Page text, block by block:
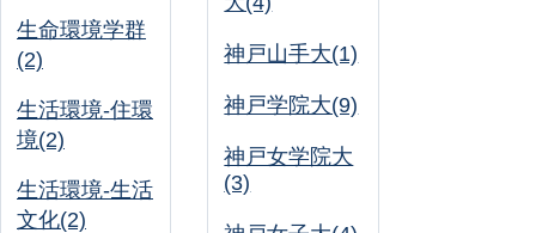
生命環境学群
(2)
生活環境-住環
境(2)
生活環境-生活
文化(2)
神戸山手大(1)
神戸学院大(9)
神戸女学院大
(3)